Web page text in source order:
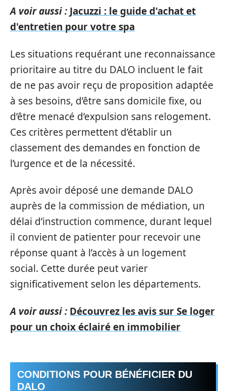
A voir aussi : Jacuzzi : le guide d'achat et
d'entretien pour votre spa
Les situations requérant une reconnaissance
prioritaire au titre du DALO incluent le fait
de ne pas avoir reçu de proposition adaptée
à ses besoins, d’être sans domicile fixe, ou
d’être menacé d’expulsion sans relogement.
Ces critères permettent d’établir un
classement des demandes en fonction de
l’urgence et de la nécessité.
Après avoir déposé une demande DALO
auprès de la commission de médiation, un
délai d’instruction commence, durant lequel
il convient de patienter pour recevoir une
réponse quant à l’accès à un logement
social. Cette durée peut varier
significativement selon les départements.
A voir aussi : Découvrez les avis sur Se loger
pour un choix éclairé en immobilier
CONDITIONS POUR BÉNÉFICIER DU
DALO